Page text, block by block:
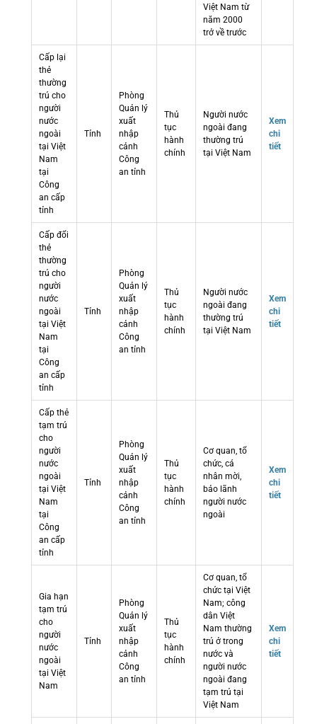
Việt Nam từ
năm 2000
trở về trước
Cấp lại
thẻ
thường
trú cho
người
nước
ngoài
tại Việt
Nam
tại
Công
an cấp
tỉnh
Tỉnh
Phòng
Quản lý
xuất
nhập
cảnh
Công
an tỉnh
Thủ
tục
hành
chính
Người nước
ngoài đang
thường trú
tại Việt Nam
Xem
chi
tiết
Cấp đổi
thẻ
thường
trú cho
người
nước
ngoài
tại Việt
Nam
tại
Công
an cấp
tỉnh
Tỉnh
Phòng
Quản lý
xuất
nhập
cảnh
Công
an tỉnh
Thủ
tục
hành
chính
Người nước
ngoài đang
thường trú
tại Việt Nam
Xem
chi
tiết
Cấp thẻ
tạm trú
cho
người
nước
ngoài
tại Việt
Nam
tại
Công
an cấp
tỉnh
Tỉnh
Phòng
Quản lý
xuất
nhập
cảnh
Công
an tỉnh
Thủ
tục
hành
chính
Cơ quan, tổ
chức, cá
nhân mời,
bảo lãnh
người nước
ngoài
Xem
chi
tiết
Gia hạn
tạm trú
cho
người
nước
ngoài
tại Việt
Nam
Tỉnh
Phòng
Quản lý
xuất
nhập
cảnh
Công
an tỉnh
Thủ
tục
hành
chính
Cơ quan, tổ
chức tại Việt
Nam; công
dân Việt
Nam thường
trú ở trong
nước và
người nước
ngoài đang
tạm trú tại
Việt Nam
Xem
chi
tiết